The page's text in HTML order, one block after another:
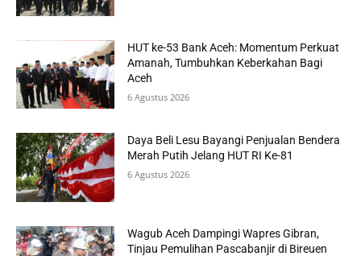
HUT ke-53 Bank Aceh: Momentum Perkuat
Amanah, Tumbuhkan Keberkahan Bagi
Aceh
6 Agustus 2026
Daya Beli Lesu Bayangi Penjualan Bendera
Merah Putih Jelang HUT RI Ke-81
6 Agustus 2026
Wagub Aceh Dampingi Wapres Gibran,
Tinjau Pemulihan Pascabanjir di Bireuen